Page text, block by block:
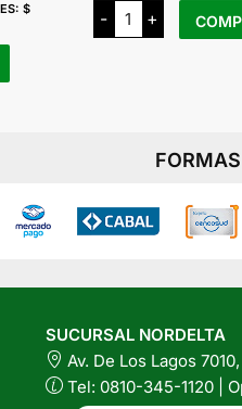
$
-
Crudencio
Crackers
Tomate
+
SUCURSAL NORDELTA
Av. De Los Lagos
Tel: 0810-345-1120 |